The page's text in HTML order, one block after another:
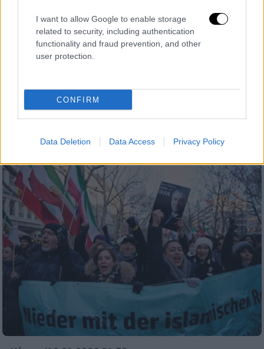
I want to allow Google to enable storage
related to security, including authentication
functionality and fraud prevention, and other
user protection.
CONFIRM
Data Deletion Data Access Privacy Policy
Κρίσιμες οι επόμενες ώρες στο Ιράν:
Σενάρια για αεροπορική επίθεση από τις
ΗΠΑ
κλίμακας αεροπορική επιδρομή κατά
πολυάριθμων στρατιωτικών
εγκαταστάσεων του Ιράν, σύμφωνα με την